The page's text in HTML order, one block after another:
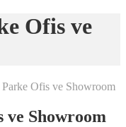
Ofis ve
Parke Ofis ve Showroom
Showroom